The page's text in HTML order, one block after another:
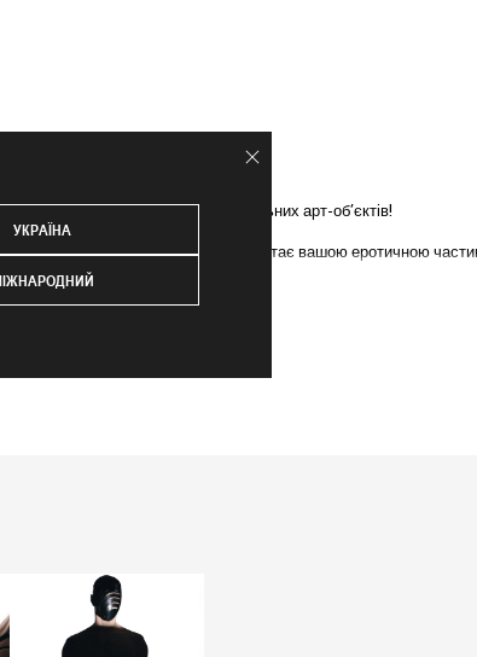
з експозицією цих унікальних арт-об’єктів!
носите предмет мистецтва, він стає вашою еротичною
УКРАЇНА